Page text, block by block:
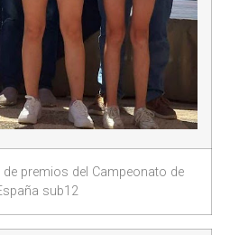
de premios del Campeonato de
sub12